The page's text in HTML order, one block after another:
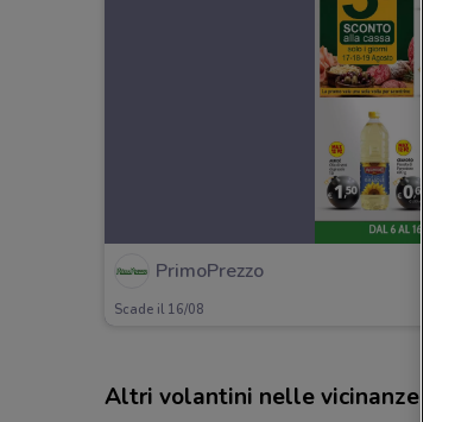
PrimoPrezzo
Scade il 16/08
Altri volantini nelle vicinanze